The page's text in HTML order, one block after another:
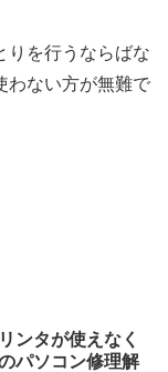
りを行うならばな
わない方が無難で
ンタが使えなく
パソコン修理解